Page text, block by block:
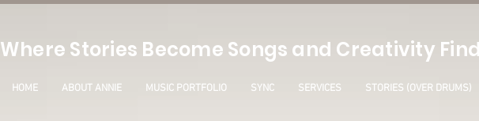
Where Stories Become Songs and Creativity
HOME ABOUT ANNIE MUSIC PORTFOLIO SYNC SERVICES STORIES (OVER DRUMS)